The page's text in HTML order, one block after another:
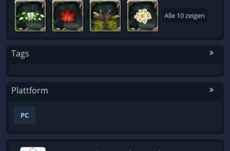
Alle 10 zeigen
Tags
Plattform
PC